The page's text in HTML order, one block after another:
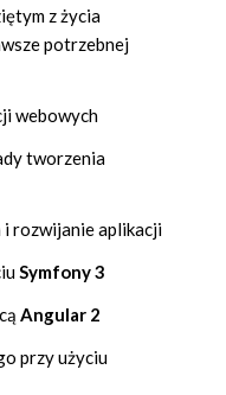
z życia
potrzebnej
webowych
tworzenia
rozwijanie aplikacji
Symfony 3
Angular 2
przy użyciu